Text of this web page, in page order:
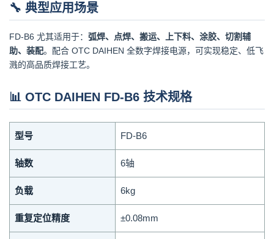
🔧 典型应用场景
FD-B6 尤其适用于： 弧焊、点焊、搬运、上下料、涂胶、切割辅
助、装配。配合 OTC DAIHEN 全数字焊接电源，可实现稳定、低飞
溅的高品质焊接工艺。
📊 OTC DAIHEN FD-B6 技术规格
型号 FD-B6
轴数 6轴
负载 6kg
重复定位精度 ±0.08mm